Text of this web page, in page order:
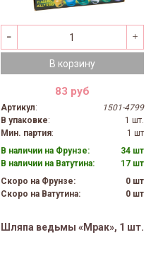
В корзину
83 руб
Артикул:
1501-4799
В упаковке:
1 шт.
Мин. партия:
1 шт
В наличии на Фрунзе:
34 шт
В наличии на Ватутина:
17 шт
Скоро на Фрунзе:
0 шт
Скоро на Ватутина:
0 шт
Шляпа ведьмы «Мрак», 1 шт.